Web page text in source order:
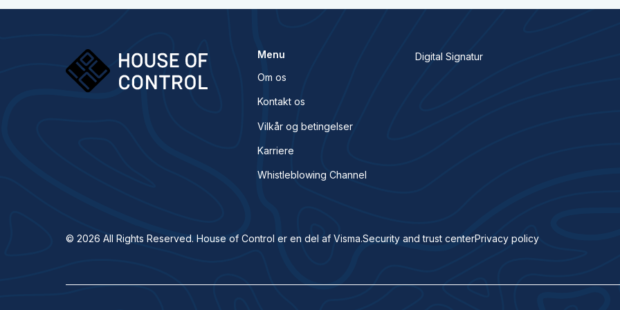
Menu
Om os
Kontakt os
Vilkår og betingelser
Karriere
Whistleblowing Channel
Digital Signatur
© 2026 All Rights Reserved. House of Control er en del af Visma.Security and trust centerPrivacy policy